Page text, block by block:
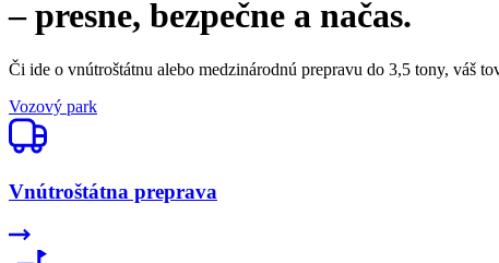
– presne, bezpečne a načas.
Či ide o vnútroštátnu alebo medzinárodnú prepravu do 3,5 tony, váš
Vozový park
Vnútroštátna preprava